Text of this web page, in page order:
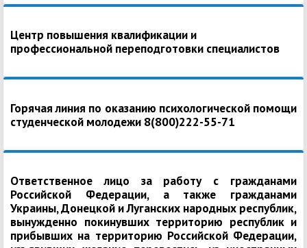
Центр повышения квалификации и
профессиональной переподготовки специалистов
Горячая линия по оказанию психологической помощи
студенческой молодежи 8(800)222-55-71
Ответственное лицо за работу с гражданами
Российской Федерации, а также гражданами
Украины, Донецкой и Луганских народных республик,
вынужденно покинувших территорию республик и
прибывших на территорию Российской Федерации,